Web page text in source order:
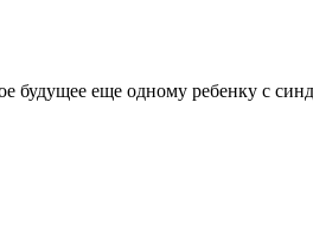
будущее еще одному ребенку с